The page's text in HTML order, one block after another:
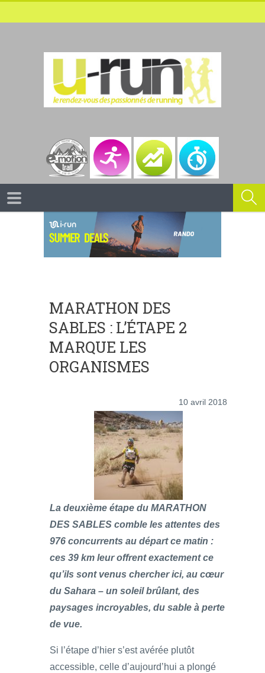
MARATHON DES
SABLES : L’ÉTAPE 2
MARQUE LES
ORGANISMES
10 avril 2018
La deuxième étape du MARATHON
DES SABLES comble les attentes des
976 concurrents au départ ce matin :
ces 39 km leur offrent exactement ce
qu’ils sont venus chercher ici, au cœur
du Sahara – un soleil brûlant, des
paysages incroyables, du sable à perte
de vue.
Si l’étape d’hier s’est avérée plutôt
accessible, celle d’aujourd’hui a plongé